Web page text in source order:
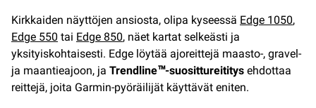
Kirkkaiden näyttöjen ansiosta, olipa kyseessä Edge 1050,
Edge 550 tai Edge 850, näet kartat selkeästi ja
yksityiskohtaisesti. Edge löytää ajoreittejä maasto-, gravel-
ja maantieajoon, ja Trendline™-suosittureititys ehdottaa
reittejä, joita Garmin-pyöräilijät käyttävät eniten.